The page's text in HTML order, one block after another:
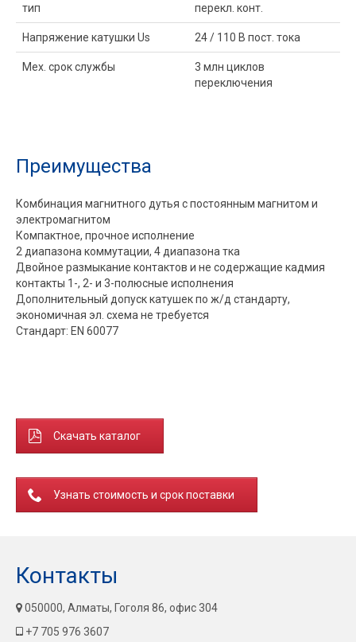
тип
перекл. конт.
Напряжение катушки Us 24 / 110 В пост. тока
Мех. срок службы
3 млн циклов
переключения
Преимущества
Комбинация магнитного дутья с постоянным магнитом и
электромагнитом
Компактное, прочное исполнение
2 диапазона коммутации, 4 диапазона тка
Двойное размыкание контактов и не содержащие кадмия
контакты 1-, 2- и 3-полюсные исполнения
Дополнительный допуск катушек по ж/д стандарту,
экономичная эл. схема не требуется
Стандарт: EN 60077
Скачать каталог
Узнать стоимость и срок поставки
Контакты
050000, Алматы, Гоголя 86, офис 304
+7 705 976 3607